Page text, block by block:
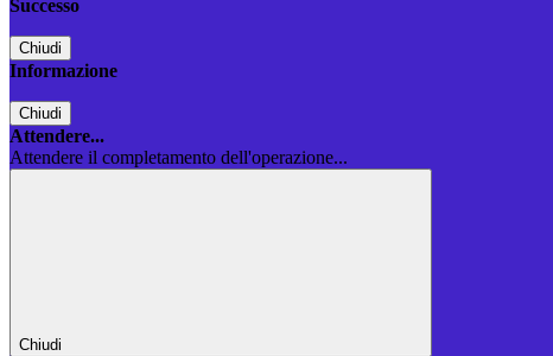
Successo
Chiudi
Informazione
Chiudi
Attendere...
Attendere il completamento dell'operazione...
Chiudi